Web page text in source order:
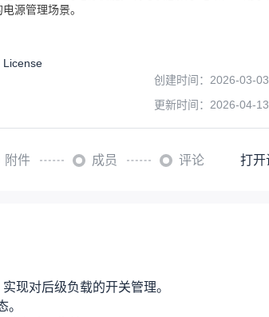
源管理场景。
License
创建时间： 2026-03-
更新时间： 2026-04-
附件 成员 评论 打开
现对后级负载的开关管理。
。